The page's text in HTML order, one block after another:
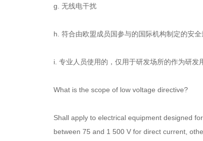
g. 无线电干扰
h. 符合由欧盟成员国参与的国际机构制定的安
i. 专业人员使用的，仅用于研发场所的作为研发
What is the scope of low voltage directive?
Shall apply to electrical equipment designed
between 75 and 1 500 V for direct current,